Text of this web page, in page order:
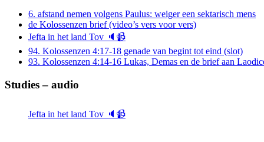
6. afstand nemen volgens Paulus: weiger een sektarisch mens
de Kolossenzen brief (video’s vers voor vers)
Jefta in het land Tov 🔈📹
94. Kolossenzen 4:17-18 genade van begint tot eind (slot)
93. Kolossenzen 4:14-16 Lukas, Demas en de brief aan
Studies – audio
Jefta in het land Tov 🔈📹